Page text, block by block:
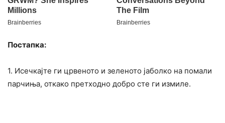
Постапка:
1. Исечкајте ги црвеното и зеленото јаболко на помали
парчиња, откако претходно добро сте ги измиле.